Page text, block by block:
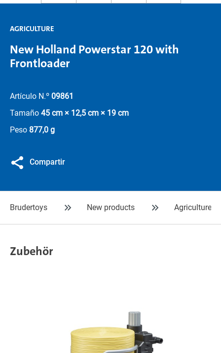
AGRICULTURE
New Holland Powerstar 120 with
Frontloader
Artículo N.º 09861
Tamaño 45 cm × 12,5 cm × 19 cm
Peso 877,0 g
Compartir
Brudertoys New products Agriculture
Zubehör